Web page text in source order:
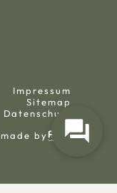
Impressum
Sitemap
Datenschutz
made by